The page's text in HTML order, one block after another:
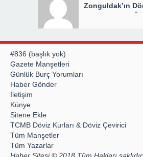
Zonguldak’ın
Yanında Aday
#836 (başlık yok)
Gazete Manşetleri
Günlük Burç Yorumları
Haber Gönder
İletişim
Künye
Sitene Ekle
TCMB Döviz Kurları & Döviz Çevirici
Tüm Manşetler
Tüm Yazarlar
Haber Sitesi © 2018 Tüm Hakları